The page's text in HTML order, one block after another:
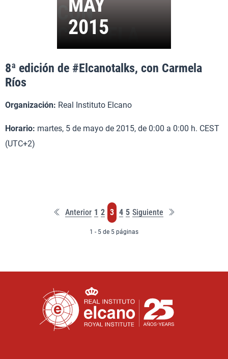
8ª edición de #Elcanotalks, con Carmela
Ríos
Organización: Real Instituto Elcano
Horario: martes, 5 de mayo de 2015, de 0:00 a 0:00 h. CEST
(UTC+2)
Primera
página
Anterior Página
1 Página
2 Página
3 Página
4 Página
5 Siguiente
Última
página
1 - 5 de 5 páginas